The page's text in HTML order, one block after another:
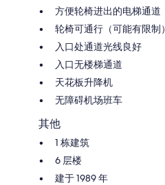
方便轮椅进出的电梯通道
轮椅可通行（可能有限制）
入口处通道光线良好
入口无楼梯通道
天花板升降机
无障碍机场班车
其他
1 栋建筑
6 层楼
建于 1989 年